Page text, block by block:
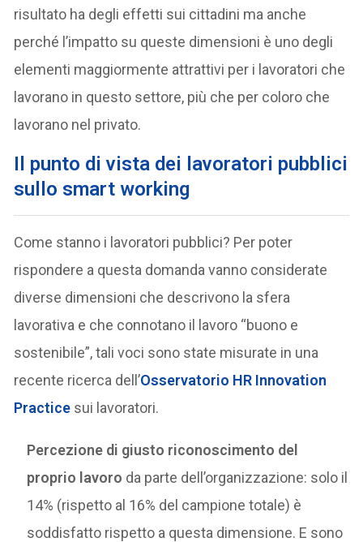
risultato ha degli effetti sui cittadini ma anche
perché l’impatto su queste dimensioni è uno degli
elementi maggiormente attrattivi per i lavoratori che
lavorano in questo settore, più che per coloro che
lavorano nel privato.
Il punto di vista dei lavoratori pubblici
sullo smart working
Come stanno i lavoratori pubblici? Per poter
rispondere a questa domanda vanno considerate
diverse dimensioni che descrivono la sfera
lavorativa e che connotano il lavoro “buono e
sostenibile”, tali voci sono state misurate in una
recente ricerca dell’Osservatorio HR Innovation
Practice sui lavoratori.
Percezione di giusto riconoscimento del
proprio lavoro da parte dell’organizzazione: solo il
14% (rispetto al 16% del campione totale) è
soddisfatto rispetto a questa dimensione. E sono